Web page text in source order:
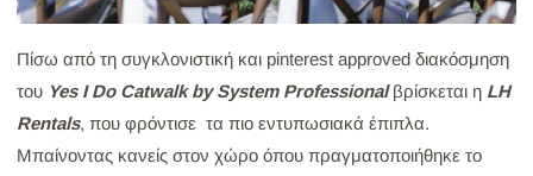
Πίσω από τη συγκλονιστική και pinterest approved διακόσμηση
του Yes I Do Catwalk by System Professionalβρίσκεται η LH
Rentals, που φρόντισε τα πιο εντυπωσιακά έπιπλα.
Μπαίνοντας κανείς στον χώρο όπου πραγματοποιήθηκε το